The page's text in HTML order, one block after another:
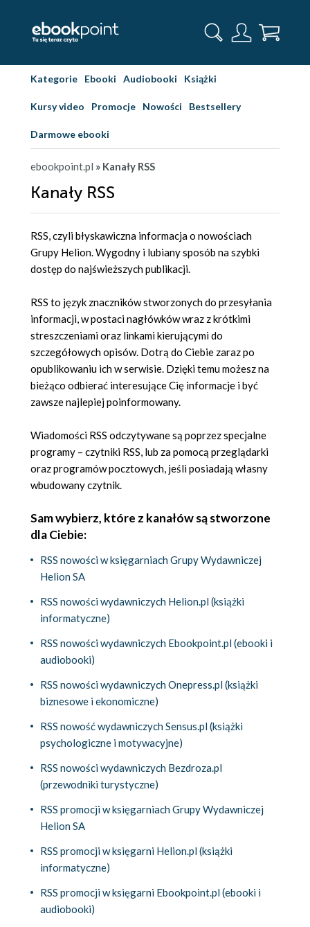
Kategorie Ebooki Audiobooki Książki
Kursy video Promocje Nowości Bestsellery
Darmowe ebooki
ebookpoint.pl » Kanały RSS
Kanały RSS
RSS, czyli błyskawiczna informacja o nowościach
Grupy Helion. Wygodny i lubiany sposób na szybki
dostęp do najświeższych publikacji.
RSS to język znaczników stworzonych do przesyłania
informacji, w postaci nagłówków wraz z krótkimi
streszczeniami oraz linkami kierującymi do
szczegółowych opisów. Dotrą do Ciebie zaraz po
opublikowaniu ich w serwisie. Dzięki temu możesz na
bieżąco odbierać interesujące Cię informacje i być
zawsze najlepiej poinformowany.
Wiadomości RSS odczytywane są poprzez specjalne
programy – czytniki RSS, lub za pomocą przeglądarki
oraz programów pocztowych, jeśli posiadają własny
wbudowany czytnik.
Sam wybierz, które z kanałów są stworzone
dla Ciebie:
RSS nowości w księgarniach Grupy Wydawniczej
Helion SA
RSS nowości wydawniczych Helion.pl (książki
informatyczne)
RSS nowości wydawniczych Ebookpoint.pl (ebooki i
audiobooki)
RSS nowości wydawniczych Onepress.pl (książki
biznesowe i ekonomiczne)
RSS nowość wydawniczych Sensus.pl (książki
psychologiczne i motywacyjne)
RSS nowości wydawniczych Bezdroza.pl
(przewodniki turystyczne)
RSS promocji w księgarniach Grupy Wydawniczej
Helion SA
RSS promocji w księgarni Helion.pl (książki
informatyczne)
RSS promocji w księgarni Ebookpoint.pl (ebooki i
audiobooki)